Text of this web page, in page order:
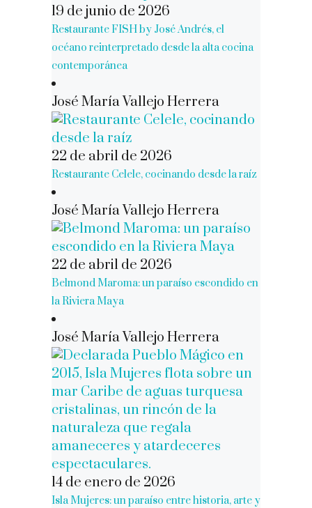
19 de junio de 2026
Restaurante FISH by José Andrés, el
océano reinterpretado desde la alta cocina
contemporánea
José María Vallejo Herrera
22 de abril de 2026
Restaurante Celele, cocinando desde la raíz
José María Vallejo Herrera
22 de abril de 2026
Belmond Maroma: un paraíso escondido en
la Riviera Maya
José María Vallejo Herrera
14 de enero de 2026
Isla Mujeres: un paraíso entre historia, arte y